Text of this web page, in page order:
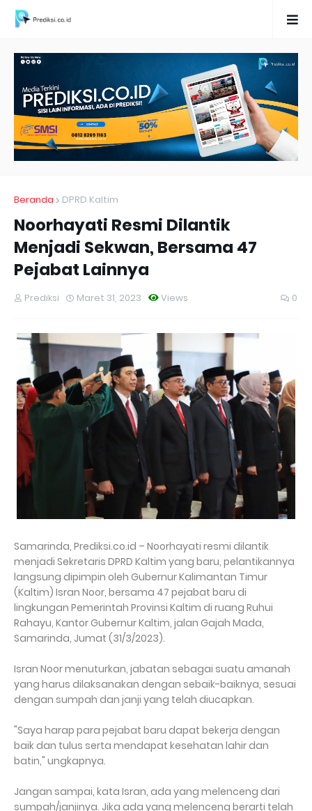
Beranda DPRD Kaltim
Noorhayati Resmi Dilantik
Menjadi Sekwan, Bersama 47
Pejabat Lainnya
Prediksi Views
Maret 31, 2023 0
Samarinda, Prediksi.co.id – Noorhayati resmi dilantik
menjadi Sekretaris DPRD Kaltim yang baru, pelantikannya
langsung dipimpin oleh Gubernur Kalimantan Timur
(Kaltim) Isran Noor, bersama 47 pejabat baru di
lingkungan Pemerintah Provinsi Kaltim di ruang Ruhui
Rahayu, Kantor Gubernur Kaltim, jalan Gajah Mada,
Samarinda, Jumat (31/3/2023).
Isran Noor menuturkan, jabatan sebagai suatu amanah
yang harus dilaksanakan dengan sebaik-baiknya, sesuai
dengan sumpah dan janji yang telah diucapkan.
"Saya harap para pejabat baru dapat bekerja dengan
baik dan tulus serta mendapat kesehatan lahir dan
batin," ungkapnya.
Jangan sampai, kata Isran, ada yang melenceng dari
sumpah/janjinya. Jika ada yang melenceng berarti telah